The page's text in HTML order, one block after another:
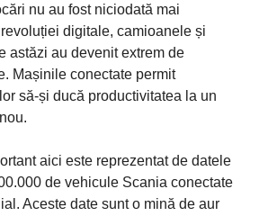
nu au fost niciodată mai
digitale, camioanele și
astăzi au devenit extrem de
Mașinile conectate permit
să-și ducă productivitatea la un
aici este reprezentat de datele
de vehicule Scania conectate
Aceste date sunt o mină de aur